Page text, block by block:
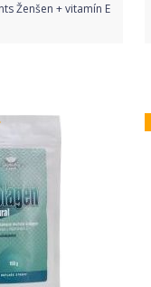
Ženšen + vitamín E